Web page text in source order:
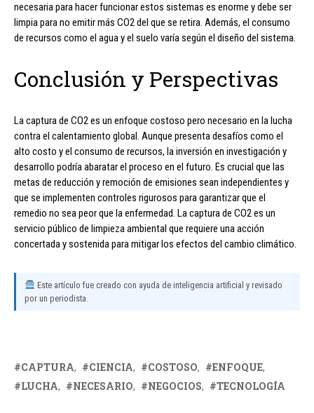
necesaria para hacer funcionar estos sistemas es enorme y debe ser
limpia para no emitir más CO2 del que se retira. Además, el consumo
de recursos como el agua y el suelo varía según el diseño del sistema.
Conclusión y Perspectivas
La captura de CO2 es un enfoque costoso pero necesario en la lucha
contra el calentamiento global. Aunque presenta desafíos como el
alto costo y el consumo de recursos, la inversión en investigación y
desarrollo podría abaratar el proceso en el futuro. Es crucial que las
metas de reducción y remoción de emisiones sean independientes y
que se implementen controles rigurosos para garantizar que el
remedio no sea peor que la enfermedad. La captura de CO2 es un
servicio público de limpieza ambiental que requiere una acción
concertada y sostenida para mitigar los efectos del cambio climático.
Este artículo fue creado con ayuda de inteligencia artificial y revisado
por un periodista.
CAPTURA CIENCIA COSTOSO
ENFOQUE
LUCHA
NECESARIO NEGOCIOS TECNOLOGÍA